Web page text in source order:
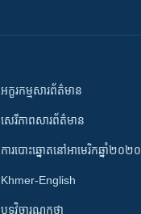
អក្ខរកម្មសារព័ត៌មាន
សេរីភាពសារព័ត៌មាន
ការបោះឆ្នោតនៅអាមេរិកឆ្នាំ២០២០
Khmer-English
បទវិចារណកថា